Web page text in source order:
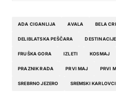
ADA CIGANLIJA AVALA BELA
DELIBLATSKA PEŠČARA DESTINACIJE
FRUŠKA GORA IZLETI KOSMAJ
PRAZNIK RADA PRVI MAJ PRVI
SREBRNO JEZERO SREMSKI KARLOVCI